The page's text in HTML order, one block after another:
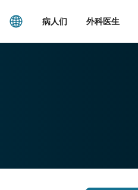
病人们 外科医生